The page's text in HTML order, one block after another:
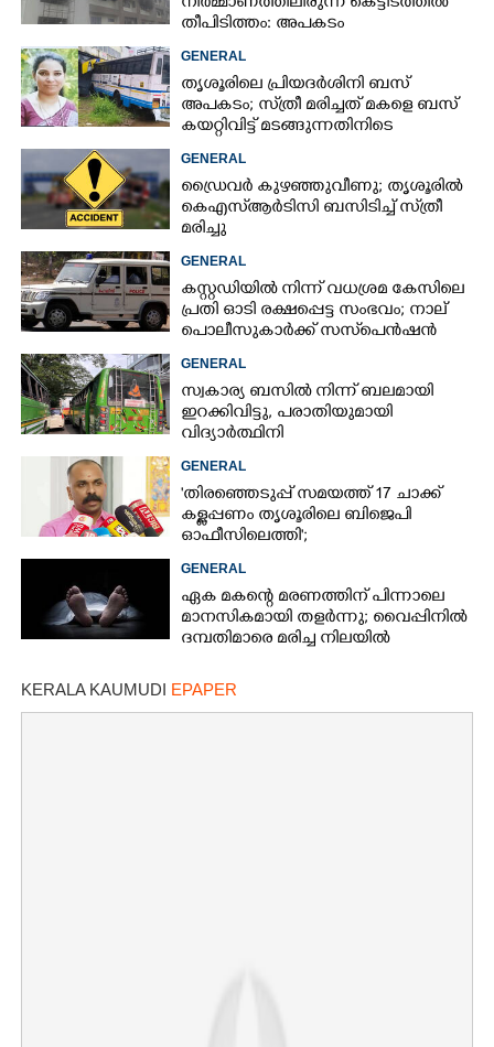
തീപിടിത്തം: അപകടം
GENERAL
തൃശൂരിലെ പ്രിയദർശിനി ബസ്
അപകടം; സ്‌ത്രീ മരിച്ചത് മകളെ ബസ്
കയറ്റിവിട്ട് മടങ്ങുന്നതിനിടെ
GENERAL
ഡ്രൈവർ കുഴഞ്ഞുവീണു; തൃശൂരിൽ
കെഎസ്‌ആർടിസി ബസിടിച്ച് സ്‌ത്രീ
മരിച്ചു
GENERAL
കസ്റ്റഡിയിൽ നിന്ന് വധശ്രമ കേസിലെ
പ്രതി ഓടി രക്ഷപ്പെട്ട സംഭവം; നാല്
പൊലീസുകാർക്ക് സസ്‌പെൻഷൻ
GENERAL
സ്വകാര്യ ബസിൽ നിന്ന് ബലമായി
ഇറക്കിവിട്ടു, പരാതിയുമായി
വിദ്യാർത്ഥിനി
GENERAL
'തിരഞ്ഞെടുപ്പ് സമയത്ത് 17 ചാക്ക്
കള്ളപ്പണം തൃശൂരിലെ ബിജെപി
ഓഫീസിലെത്തി';
സെക്രട്ടറി
GENERAL
ഏക മകന്റെ മരണത്തിന് പിന്നാലെ
മാനസികമായി തളർന്നു; വൈപ്പിനിൽ
ദമ്പതിമാരെ മരിച്ച നിലയിൽ
KERALA KAUMUDI EPAPER